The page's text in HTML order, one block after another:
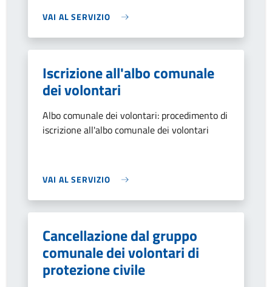
VAI AL SERVIZIO
Iscrizione all'albo comunale
dei volontari
Albo comunale dei volontari: procedimento di
iscrizione all'albo comunale dei volontari
VAI AL SERVIZIO
Cancellazione dal gruppo
comunale dei volontari di
protezione civile